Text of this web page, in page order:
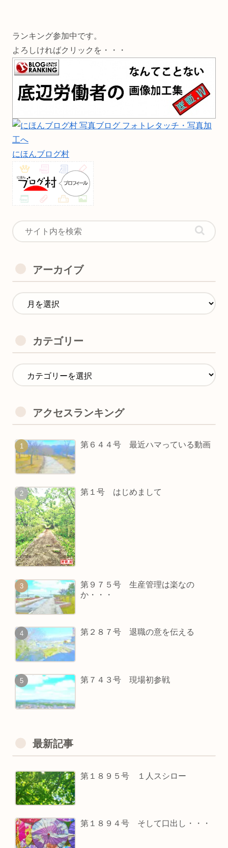
ランキング参加中です。
よろしければクリックを・・・
にほんブログ村
アーカイブ
カテゴリー
アクセスランキング
第６４４号 最近ハマっている動画
第１号 はじめまして
第９７５号 生産管理は楽なの
か・・・
第２８７号 退職の意を伝える
第７４３号 現場初参戦
最新記事
第１８９５号 １人スシロー
第１８９４号 そして口出し・・・